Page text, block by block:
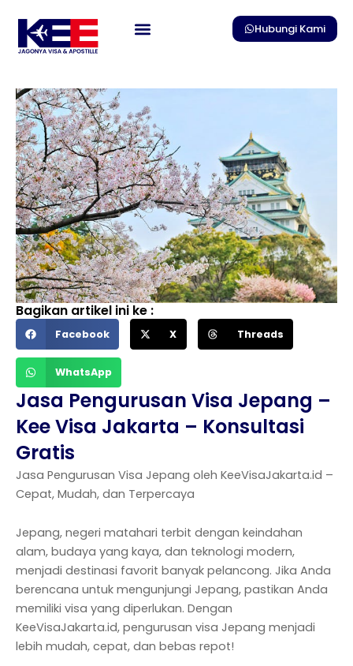
content
Hubungi Kami
Bagikan artikel ini ke :
Facebook X Threads
WhatsApp
Jasa Pengurusan Visa Jepang –
Kee Visa Jakarta – Konsultasi
Gratis
Jasa Pengurusan Visa Jepang oleh KeeVisaJakarta.id –
Cepat, Mudah, dan Terpercaya
Jepang, negeri matahari terbit dengan keindahan
alam, budaya yang kaya, dan teknologi modern,
menjadi destinasi favorit banyak pelancong. Jika Anda
berencana untuk mengunjungi Jepang, pastikan Anda
memiliki visa yang diperlukan. Dengan
KeeVisaJakarta.id, pengurusan visa Jepang menjadi
lebih mudah, cepat, dan bebas repot!